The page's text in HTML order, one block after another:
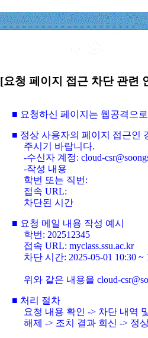
[요청 페이지 접근 차단 관련
■ 요청하신 페이지는 웹공격으
■ 정상 사용자의 페이지 접근인
주시기 바랍니다.
-수신자 계정: cloud-
-작성 내용
학번 또는 직번:
접속 URL:
차단된 시간
■ 요청 메일 내용 작성 예시
학번: 202512345
접속 URL: myclass.ssu.ac.kr
차단 시간: 2025-05-01 10:30 ~
위와 같은 내용을 cloud-
■ 처리 절차
요청 내용 확인 -> 차단 내역
해제 -> 조치 결과 회신 -> 정